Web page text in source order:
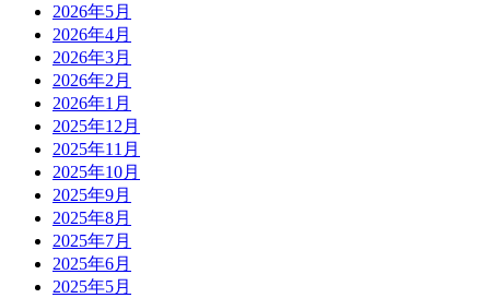
2026年5月
2026年4月
2026年3月
2026年2月
2026年1月
2025年12月
2025年11月
2025年10月
2025年9月
2025年8月
2025年7月
2025年6月
2025年5月